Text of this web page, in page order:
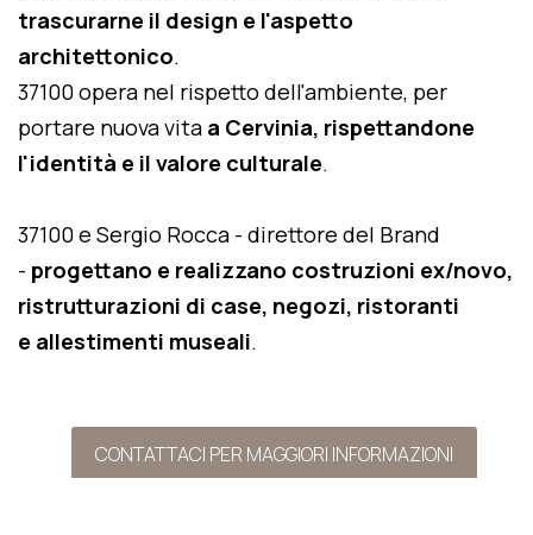
trascurarne il design e l'aspetto
architettonico.
37100 opera nel rispetto dell'ambiente, per
portare nuova vita a Cervinia, rispettandone
l'identità e il valore culturale.
37100 e Sergio Rocca - direttore del Brand
- progettano e realizzano costruzioni ex/novo,
ristrutturazioni di case, negozi, ristoranti
e allestimenti museali.
CONTATTACI PER MAGGIORI INFORMAZIONI